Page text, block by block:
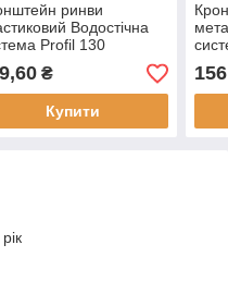
ринви
Водостічна
Profil 130
Профіл)
₴
Купити